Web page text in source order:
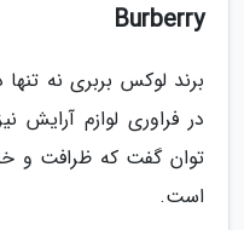
Burberry
برند لوکس بربری نه
در فراوری لوازم
توان گفت که ظرافت و
است.